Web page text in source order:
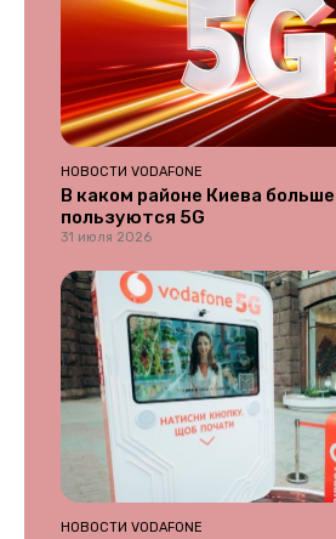
НОВОСТИ VODAFONE
В каком районе Киева больше
пользуются 5G
31 июля 2026
НОВОСТИ VODAFONE